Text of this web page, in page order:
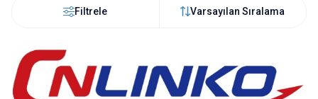
Filtrele Varsayılan Sıralama